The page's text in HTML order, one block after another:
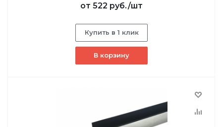
от 522 руб./шт
Купить в 1 клик
В корзину